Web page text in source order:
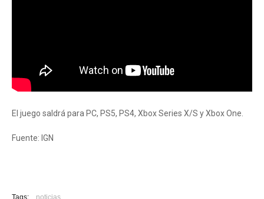
El juego saldrá para PC, PS5, PS4, Xbox Series X/S y Xbox One.
Fuente: IGN
Tags: noticias